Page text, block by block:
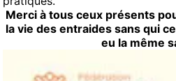
Merci à tous ceux présents
la vie des entraides sans qui
eu la même